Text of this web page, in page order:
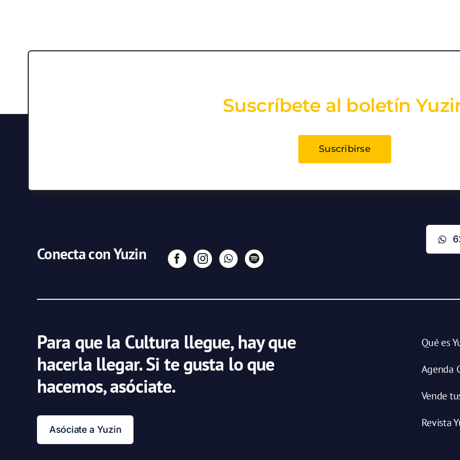
Suscríbete al boletín
Suscribirse
Conecta con Yuzin
Para que la Cultura llegue, hay que
hacerla llegar. Si te gusta lo que
hacemos, asóciate.
Asóciate a Yuzin
Qué es
Agenda
Vende
Revista